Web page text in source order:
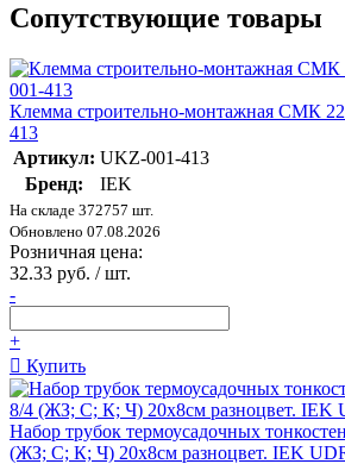
Сопутствующие товары
Клемма строительно-монтажная СМК
413
Артикул: UKZ-001-413
Бренд:
IEK
На складе 372757 шт.
Обновлено 07.08.2026
Розничная цена:
32.33 руб. / шт.
-
+
Купить
Набор трубок термоусадочных
(ЖЗ; С; К; Ч) 20х8см разноцвет. IEK